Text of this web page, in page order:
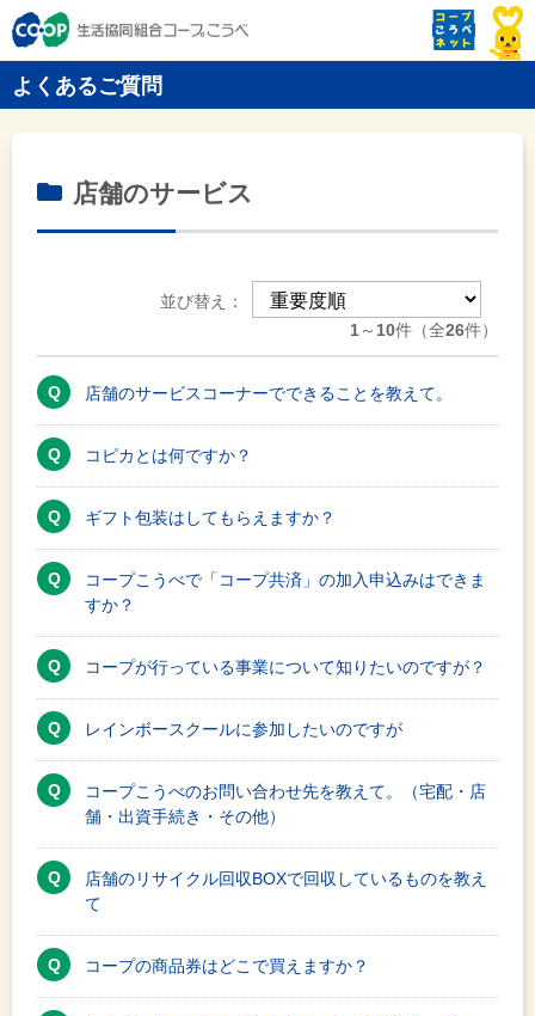
よくあるご質問
店舗のサービス
並び替え：
1～ 10件（全26件）
店舗のサービスコーナーでできることを教えて。
コピカとは何ですか？
ギフト包装はしてもらえますか？
コープこうべで「コープ共済」の加入申込みはできま
すか？
コープが行っている事業について知りたいのですが？
レインボースクールに参加したいのですが
コープこうべのお問い合わせ先を教えて。（宅配・店
舗・出資手続き・その他）
店舗のリサイクル回収BOXで回収しているものを教え
て
コープの商品券はどこで買えますか？